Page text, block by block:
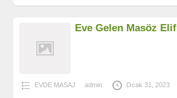
Eve Gelen Masöz Elif
EVDE MASAJ admin Ocak 31, 2023